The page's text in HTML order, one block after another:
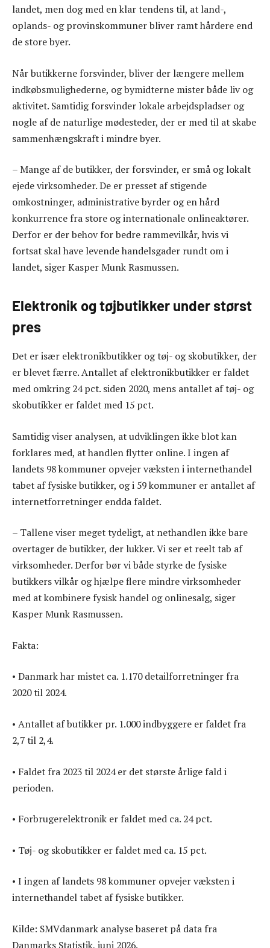
landet, men dog med en klar tendens til, at land-,
oplands- og provinskommuner bliver ramt hårdere end
de store byer.
Når butikkerne forsvinder, bliver der længere mellem
indkøbsmulighederne, og bymidterne mister både liv og
aktivitet. Samtidig forsvinder lokale arbejdspladser og
nogle af de naturlige mødesteder, der er med til at skabe
sammenhængskraft i mindre byer.
– Mange af de butikker, der forsvinder, er små og lokalt
ejede virksomheder. De er presset af stigende
omkostninger, administrative byrder og en hård
konkurrence fra store og internationale onlineaktører.
Derfor er der behov for bedre rammevilkår, hvis vi
fortsat skal have levende handelsgader rundt om i
landet, siger Kasper Munk Rasmussen.
Elektronik og tøjbutikker under størst
pres
Det er især elektronikbutikker og tøj- og skobutikker, der
er blevet færre. Antallet af elektronikbutikker er faldet
med omkring 24 pct. siden 2020, mens antallet af tøj- og
skobutikker er faldet med 15 pct.
Samtidig viser analysen, at udviklingen ikke blot kan
forklares med, at handlen flytter online. I ingen af
landets 98 kommuner opvejer væksten i internethandel
tabet af fysiske butikker, og i 59 kommuner er antallet af
internetforretninger endda faldet.
– Tallene viser meget tydeligt, at nethandlen ikke bare
overtager de butikker, der lukker. Vi ser et reelt tab af
virksomheder. Derfor bør vi både styrke de fysiske
butikkers vilkår og hjælpe flere mindre virksomheder
med at kombinere fysisk handel og onlinesalg, siger
Kasper Munk Rasmussen.
Fakta:
• Danmark har mistet ca. 1.170 detailforretninger fra
2020 til 2024.
• Antallet af butikker pr. 1.000 indbyggere er faldet fra
2,7 til 2,4.
• Faldet fra 2023 til 2024 er det største årlige fald i
perioden.
• Forbrugerelektronik er faldet med ca. 24 pct.
• Tøj- og skobutikker er faldet med ca. 15 pct.
• I ingen af landets 98 kommuner opvejer væksten i
internethandel tabet af fysiske butikker.
Kilde: SMVdanmark analyse baseret på data fra
Danmarks Statistik, juni 2026.